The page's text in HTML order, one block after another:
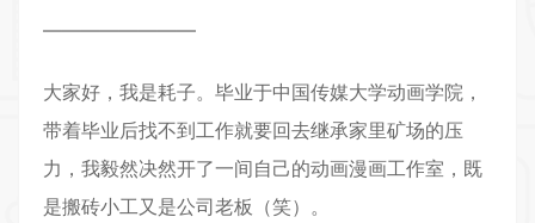
————————
大家好，我是耗子。毕业于中国传媒大学动画学院，
带着毕业后找不到工作就要回去继承家里矿场的压
力，我毅然决然开了一间自己的动画漫画工作室，既
是搬砖小工又是公司老板（笑）。